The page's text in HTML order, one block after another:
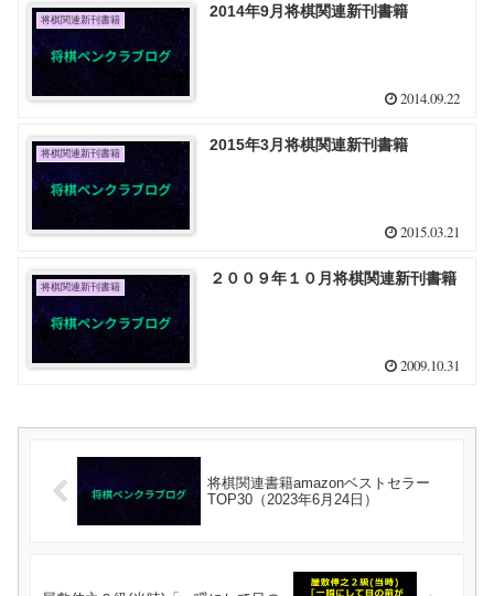
将棋関連新刊書籍 2014年9月将棋関連新刊書籍
2014.09.22
将棋関連新刊書籍 2015年3月将棋関連新刊書籍
2015.03.21
将棋関連新刊書籍 ２００９年１０月将棋関連新刊書籍
2009.10.31
将棋関連書籍amazonベストセラー
TOP30（2023年6月24日）